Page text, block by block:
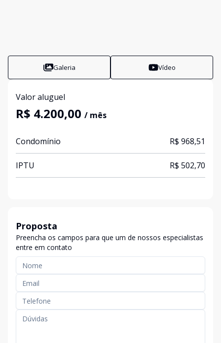
Galeria Vídeo
Valor aluguel
R$ 4.200,00 / mês
Condomínio R$ 968,51
IPTU R$ 502,70
Proposta
Preencha os campos para que um de nossos especialistas
entre em contato